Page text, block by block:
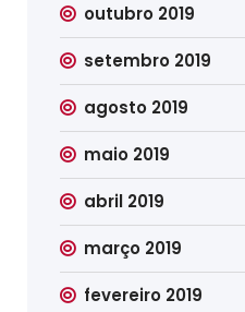
outubro 2019
setembro 2019
agosto 2019
maio 2019
abril 2019
março 2019
fevereiro 2019